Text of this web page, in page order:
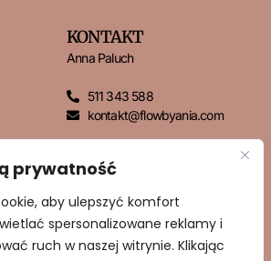
prywatność
aby ulepszyć komfort
spersonalizowane reklamy i
ruch w naszej witrynie. Klikając
KONTAKT
Anna Paluch
511 343 588
kontakt@flowbyania.com